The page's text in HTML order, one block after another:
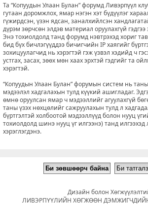
Та “Копуудын Улаан Булан” форумд Ливэрпүүл
гутаан доромжлох, ямар нэгэн хэт бүдүүлэг
гүжирдсэн, үзэн ядсан, заналхийлсэн
дүрэм зөрчсөн элдэв материал оруулахгүй
Энэ тохиолдолд танд форумд нэвтрэхэд хориг
бид бүх бичлэгүүддээ бичигчийн IP хаягийг
зохицуулагчид нь хэрэгтэй гэж үзвэл хэдийд ч
устгах, засах, зөөх мөн хаах эрхтэй гэдгийг та
хэрэгтэй.
“Копуудын Улаан Булан” форумын систем нь
мэдээлэл хадгалахын тулд күүкий ашигладаг.
өмнө оруулсан ямар ч мэдээллийг агуулахгүй
таны үзэх нөхцөлийг сажруулахын тулд л
бүртгэлтэй холбоотой мэдээллүүд болон нууц
тохиолдолд шинэ нууц үг илгээнэ) танд
хэрэглэгдэнэ.
Дизайн болон
ЛИВЭРПҮҮЛИЙН ХӨГЖӨӨН